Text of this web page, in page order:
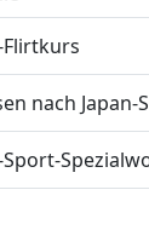
Flirtkurs
nach
Sport-